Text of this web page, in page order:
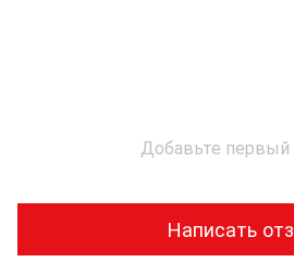
Добавьте
Написать